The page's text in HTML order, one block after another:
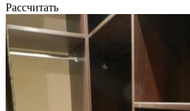
Рассчитать